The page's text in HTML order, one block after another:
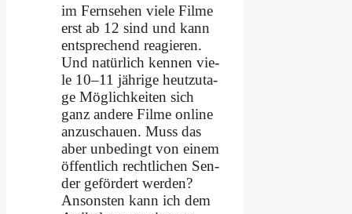
im Fern­se­hen vie­le Fil­me
erst ab 12 sind und kann
ent­spre­chend re­agie­ren.
Und na­tür­lich ken­nen vie­
le 10–11 jäh­ri­ge heut­zu­ta­
ge Mög­lich­kei­ten sich
ganz an­de­re Fil­me on­line
an­zu­schau­en. Muss das
aber un­be­dingt von ei­nem
öf­fent­lich recht­li­chen Sen­
der ge­för­dert wer­den?
An­son­sten kann ich dem